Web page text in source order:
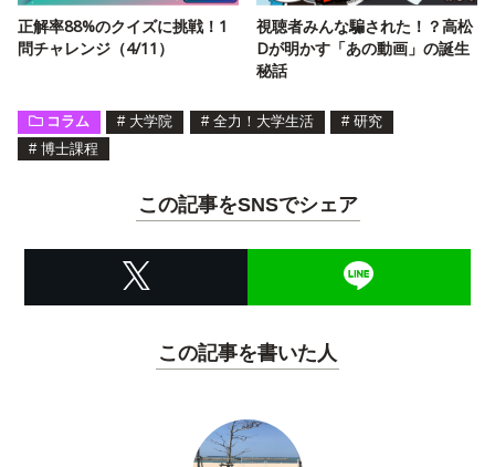
正解率88%のクイズに挑戦！1
問チャレンジ（4/11）
視聴者みんな騙された！？高松
Dが明かす「あの動画」の誕生
秘話
コラム # 大学院 # 全力！大学生活 # 研究
# 博士課程
この記事をSNSでシェア
この記事を書いた人